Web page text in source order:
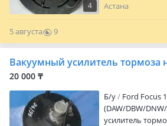
4
Астана
5 августа
9
0
Вакуумный усилитель тормоза
20 000 ₸
Б/y
Ford Focus
(DAW/DBW/
усилитель